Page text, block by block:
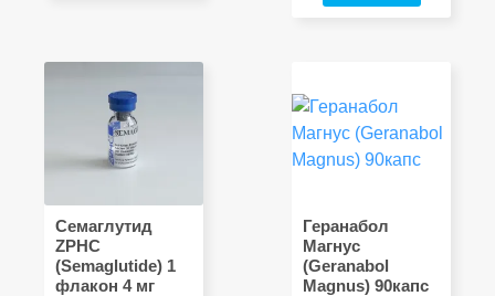
Семаглутид
ZPHC
(Semaglutide) 1
флакон 4 мг
Геранабол
Магнус
(Geranabol
Magnus) 90капс